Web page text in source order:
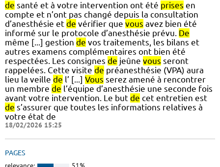
de santé et à votre intervention ont été prises en
compte et n’ont pas changé depuis la consultation
d’anesthésie et de vérifier que vous avez bien été
informé sur le protocole d’anesthésie prévu. De
même [...] gestion de vos traitements, les bilans et
autres examens complémentaires ont bien été
respectées. Les consignes de jeûne vous seront
rappelées. Cette visite de préanesthésie (VPA) aura
lieu la veille de l’ [...] Vous serez amené à rencontrer
un membre de l’équipe d’anesthésie une seconde fois
avant votre intervention. Le but de cet entretien est
de s’assurer que toutes les informations relatives à
votre état de
18/02/2026 15:25
PAGES